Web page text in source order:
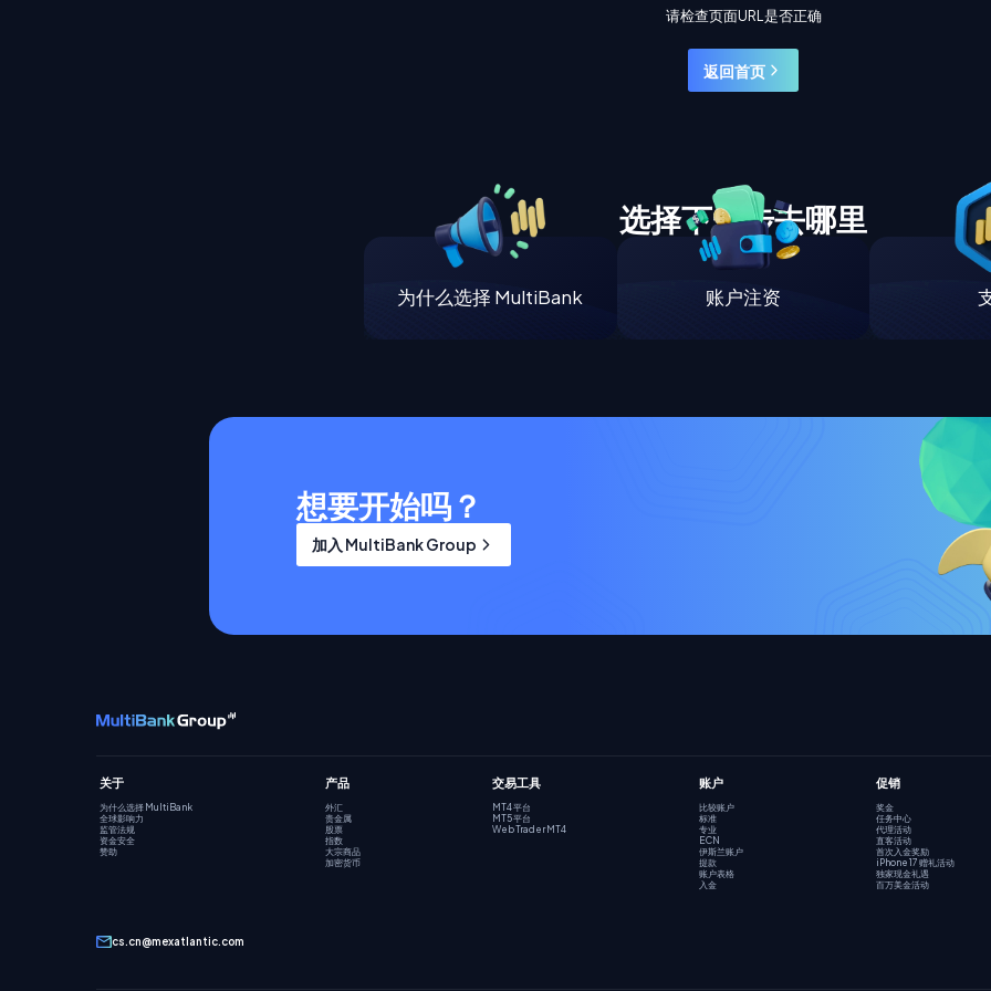
请检查页面URL是否正确
返回首页
选择下一步去哪里
为什么选择 MultiBank 账户注资
想要开始吗？
加入 MultiBank Group
关于
为什么选择 MultiBank
全球影响力
监管法规
资金安全
赞助
产品
外汇
贵金属
股票
指数
大宗商品
加密货币
交易工具
MT4 平台
MT5 平台
Web Trader MT4
账户
比较账户
标准
专业
ECN
伊斯兰账户
提款
账户表格
入金
促销
奖金
任务中心
代理活动
直客活动
首次入金奖励
iPhone 17 赠礼活动
独家现金礼遇
百万美金活动
cs.cn@mexatlantic.com